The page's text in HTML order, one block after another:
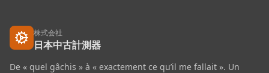
株式会社
日本中古計測器
De « quel gâchis » à « exactement ce qu’il me fallait ». Un